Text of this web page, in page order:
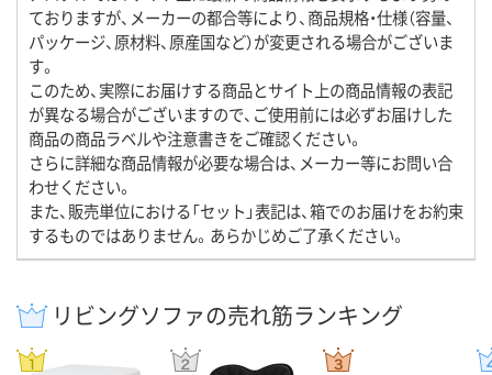
ておりますが、メーカーの都合等により、商品規格・仕様（容量、
パッケージ、原材料、原産国など）が変更される場合がございま
す。
このため、実際にお届けする商品とサイト上の商品情報の表記
が異なる場合がございますので、ご使用前には必ずお届けした
商品の商品ラベルや注意書きをご確認ください。
さらに詳細な商品情報が必要な場合は、メーカー等にお問い合
わせください。
また、販売単位における「セット」表記は、箱でのお届けをお約束
するものではありません。あらかじめご了承ください。
リビングソファの売れ筋ランキング